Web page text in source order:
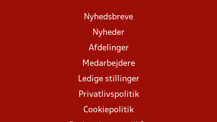
Nyhedsbreve
Nyheder
Afdelinger
Medarbejdere
Ledige stillinger
Privatlivspolitik
Cookiepolitik